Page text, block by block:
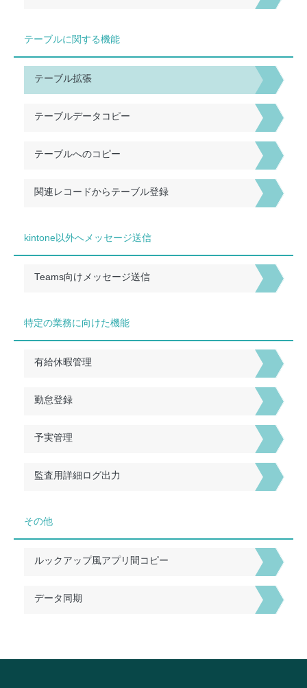
テーブルに関する機能
テーブル拡張
テーブルデータコピー
テーブルへのコピー
関連レコードからテーブル登録
kintone以外へメッセージ送信
Teams向けメッセージ送信
特定の業務に向けた機能
有給休暇管理
勤怠登録
予実管理
監査用詳細ログ出力
その他
ルックアップ風アプリ間コピー
データ同期